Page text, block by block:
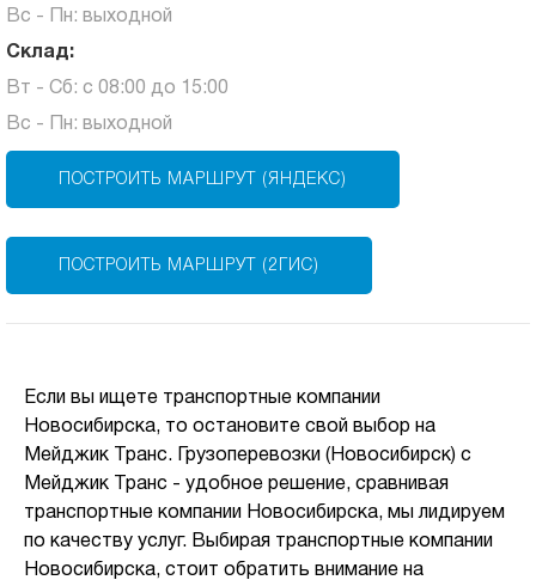
Вс - Пн: выходной
Склад:
Вт - Сб: с 08:00 до 15:00
Вс - Пн: выходной
ПОСТРОИТЬ МАРШРУТ (ЯНДЕКС)
ПОСТРОИТЬ МАРШРУТ (2ГИС)
Если вы ищете транспортные компании
Новосибирска, то остановите свой выбор на
Мейджик Транс. Грузоперевозки (Новосибирск) с
Мейджик Транс - удобное решение, сравнивая
транспортные компании Новосибирска, мы лидируем
по качеству услуг. Выбирая транспортные компании
Новосибирска, стоит обратить внимание на